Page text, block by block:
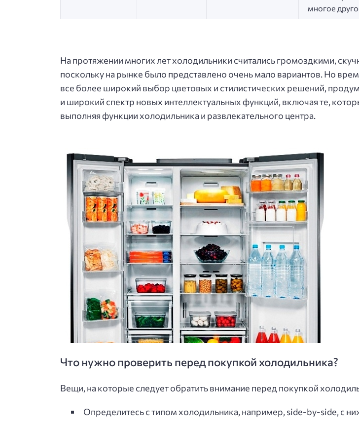
многое
На протяжении многих лет холодильники считались громоздкими,
поскольку на рынке было представлено очень мало вариантов. Но
все более широкий выбор цветовых и стилистических решений,
и широкий спектр новых интеллектуальных функций, включая те,
выполняя функции холодильника и развлекательного центра.
Что нужно проверить перед покупкой холодильника?
Вещи, на которые следует обратить внимание перед покупкой
Определитесь с типом холодильника, например, side-by-side, с